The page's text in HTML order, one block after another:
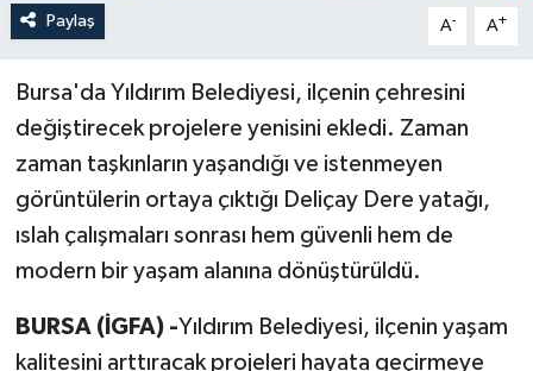
Paylaş A- A+
Bursa'da Yıldırım Belediyesi, ilçenin çehresini
değiştirecek projelere yenisini ekledi. Zaman
zaman taşkınların yaşandığı ve istenmeyen
görüntülerin ortaya çıktığı Deliçay Dere yatağı,
ıslah çalışmaları sonrası hem güvenli hem de
modern bir yaşam alanına dönüştürüldü.
BURSA (İGFA) -Yıldırım Belediyesi, ilçenin yaşam
kalitesini arttıracak projeleri hayata geçirmeye